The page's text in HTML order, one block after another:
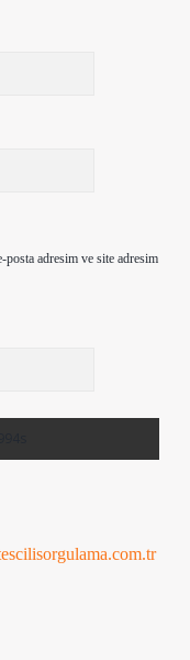
posta adresim ve site adresim